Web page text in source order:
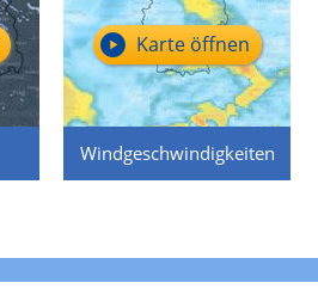
Windgeschwindigkeiten
Karte öffnen